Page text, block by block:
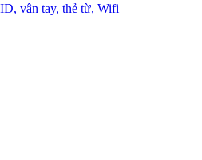
vân tay, thẻ từ, Wifi